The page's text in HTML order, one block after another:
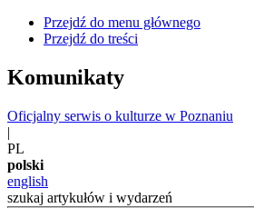
Przejdź do menu głównego
Przejdź do treści
Komunikaty
Oficjalny serwis o kulturze w Poznaniu
|
PL
polski
english
szukaj artykułów i wydarzeń